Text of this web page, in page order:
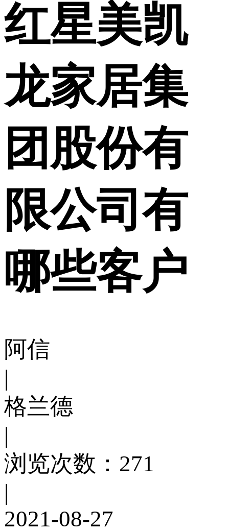
红星美凯
龙家居集
团股份有
限公司有
哪些客户
阿信
|
格兰德
|
浏览次数：271
|
2021-08-27